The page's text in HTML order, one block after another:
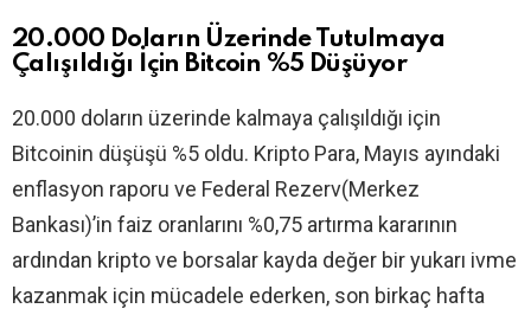
20.000 Doların Üzerinde Tutulmaya
Çalışıldığı İçin Bitcoin %5 Düşüyor
20.000 doların üzerinde kalmaya çalışıldığı için
Bitcoinin düşüşü %5 oldu. Kripto Para, Mayıs ayındaki
enflasyon raporu ve Federal Rezerv(Merkez
Bankası)’in faiz oranlarını %0,75 artırma kararının
ardından kripto ve borsalar kayda değer bir yukarı ivme
kazanmak için mücadele ederken, son birkaç hafta